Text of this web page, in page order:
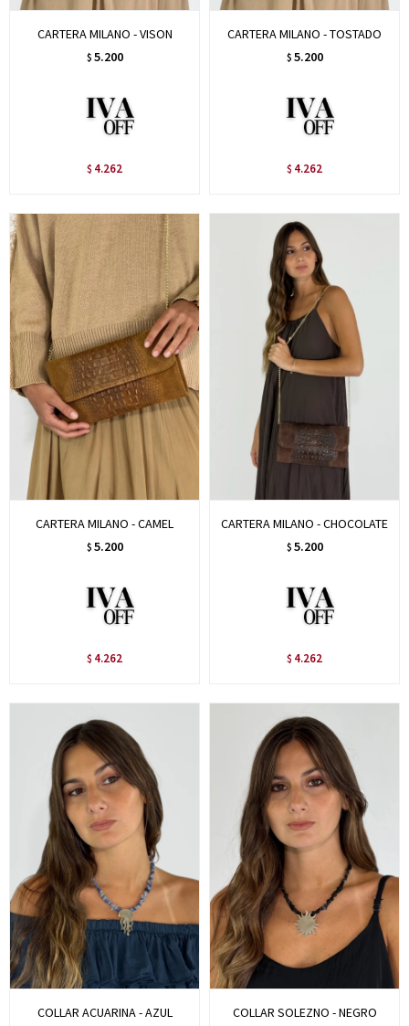
CARTERA MILANO - VISON
$ 5.200
$ 4.262
CARTERA MILANO - TOSTADO
$ 5.200
$ 4.262
CARTERA MILANO - CAMEL
$ 5.200
$ 4.262
CARTERA MILANO - CHOCOLATE
$ 5.200
$ 4.262
COLLAR ACUARINA - AZUL COLLAR SOLEZNO - NEGRO